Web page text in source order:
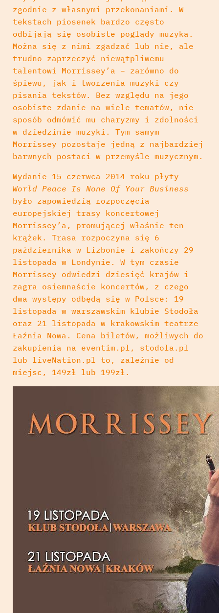
zgodnie z własnymi przekonaniami. W
tekstach piosenek bardzo często
odbijają się osobiste poglądy muzyka.
Można się z nimi zgadzać lub nie, ale
trudno zaprzeczyć niewątpliwemu
talentowi Morrissey’a – zarówno do
śpiewu, jak i tworzenia muzyki czy
pisania tekstów. Bez względu na jego
osobiste zdanie na wiele tematów, nie
sposób odmówić mu charyzmy i zdolności
w dziedzinie muzyki. Tym samym
Morrissey pozostaje jedną z najbardziej
barwnych postaci w przemyśle muzycznym.
Wydanie 15 czerwca 2014 roku płyty
World Peace Is None Of Your Business
było zapowiedzią rozpoczęcia
europejskiej trasy koncertowej
Morrissey’a, promującej właśnie ten
krążek. Trasa rozpoczyna się 6
października w Lizbonie i zakończy 29
listopada w Londynie. W tym czasie
Morrissey odwiedzi dziesięć krajów i
zagra osiemnaście koncertów, z czego
dwa występy odbędą się w Polsce: 19
listopada w warszawskim klubie Stodoła
oraz 21 listopada w krakowskim teatrze
Łaźnia Nowa. Cena biletów, możliwych do
zakupienia na eventim.pl, stodola.pl
lub liveNation.pl to, zależnie od
miejsc, 149zł lub 199zł.